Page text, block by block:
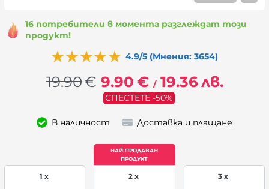
16 потребители в момента разглеждат този
продукт!
4.9/5 (Мнения: 3654)
19.90€ 9.90 € / 19.36 лв.
СПЕСТЕТЕ -50%
В наличност Доставка и плащане
1 x 2 x 3 x